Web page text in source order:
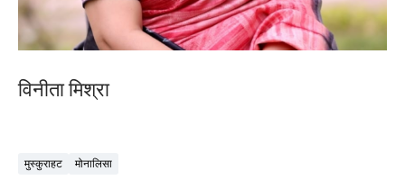
विनीता मिश्रा
मुस्कुराहट मोनालिसा